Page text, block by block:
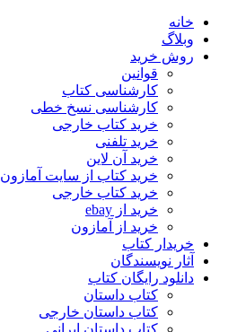
خانه
وبلاگ
روش خرید
قوانین
کارشناسی کتاب
کارشناسی نسخ خطی
خرید کتاب خارجی
خرید تلفنی
خرید آن لاین
خرید کتاب از سایت آمازون
خرید کتاب خارجی
خرید از ebay
خرید از آمازون
خریدار کتاب
آثار نویسندگان
دانلود رایگان کتاب
کتاب داستان
کتاب داستان خارجی
کتاب داستان ایرانی